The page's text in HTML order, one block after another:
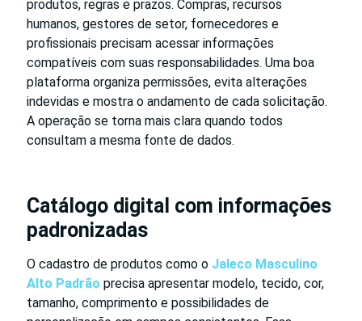
produtos, regras e prazos. Compras, recursos
humanos, gestores de setor, fornecedores e
profissionais precisam acessar informações
compatíveis com suas responsabilidades. Uma boa
plataforma organiza permissões, evita alterações
indevidas e mostra o andamento de cada solicitação.
A operação se torna mais clara quando todos
consultam a mesma fonte de dados.
Catálogo digital com informações
padronizadas
O cadastro de produtos como o Jaleco Masculino
Alto Padrão precisa apresentar modelo, tecido, cor,
tamanho, comprimento e possibilidades de